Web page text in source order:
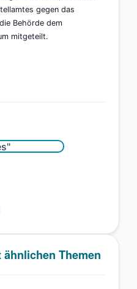
gegen das
Behörde dem
mitgeteilt.
Themen